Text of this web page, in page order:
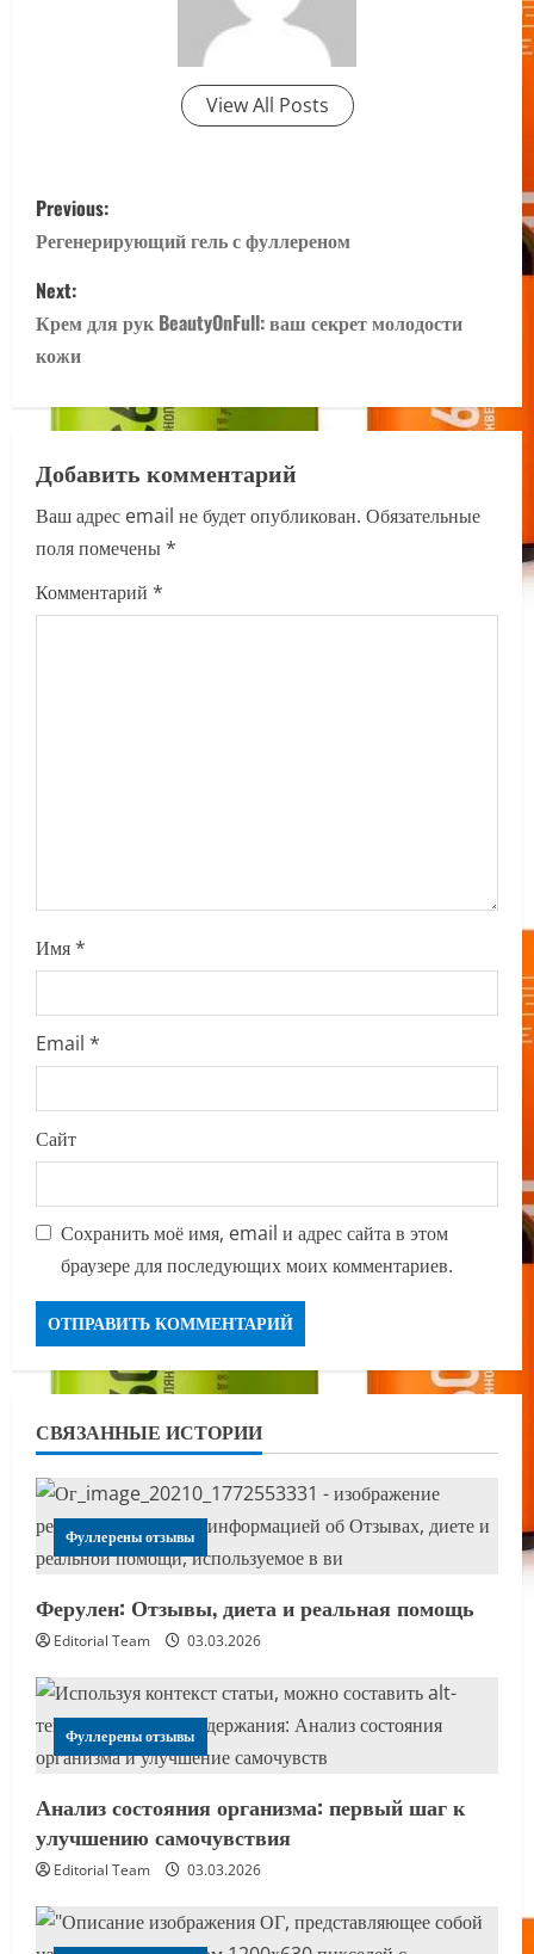
View All Posts
P
o
s
t
n
a
v
i
g
Previous:
Регенерирующий гель с фуллереном
Next:
Крем для рук BeautyOnFull: ваш секрет молодости
кожи
Добавить комментарий
Ваш адрес email не будет опубликован. Обязательные
поля помечены*
Комментарий *
Имя*
Email *
Сайт
Сохранить моё имя, email и адрес сайта в этом
браузере для последующих моих комментариев.
СВЯЗАННЫЕ ИСТОРИИ
Фуллерены отзывы
Ферулен: Отзывы, диета и реальная помощь
Editorial Team 03.03.2026
Фуллерены отзывы
Анализ состояния организма: первый шаг к
улучшению самочувствия
Editorial Team 03.03.2026